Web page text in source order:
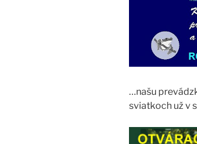
…našu
sviatkoch už v